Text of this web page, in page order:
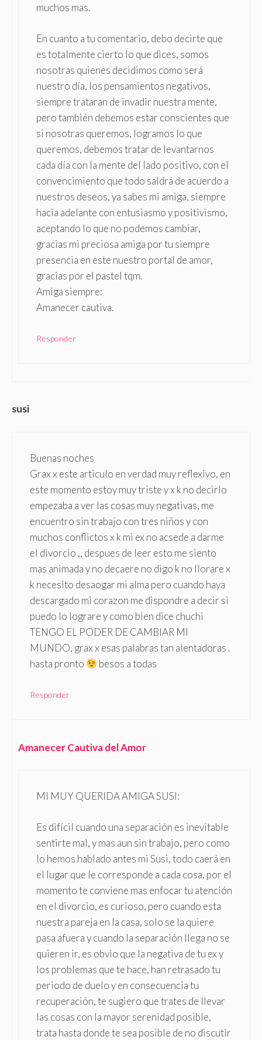
muchos mas.
En cuanto a tu comentario, debo decirte que
es totalmente cierto lo que dices, somos
nosotras quienes decidimos como será
nuestro día, los pensamientos negativos,
siempre trataran de invadir nuestra mente,
pero también debemos estar conscientes que
si nosotras queremos, logramos lo que
queremos, debemos tratar de levantarnos
cada día con la mente del lado positivo, con el
convencimiento que todo saldrá de acuerdo a
nuestros deseos, ya sabes mi amiga, siempre
hacia adelante con entusiasmo y positivismo,
aceptando lo que no podemos cambiar,
gracias mi preciosa amiga por tu siempre
presencia en este nuestro portal de amor,
gracias por el pastel tqm.
Amiga siempre:
Amanecer cautiva.
Responder
susi
Buenas noches
Grax x este articulo en verdad muy reflexivo, en
este momento estoy muy triste y x k no decirlo
empezaba a ver las cosas muy negativas, me
encuentro sin trabajo con tres niños y con
muchos conflictos x k mi ex no acsede a darme
el divorcio ,, despues de leer esto me siento
mas animada y no decaere no digo k no llorare x
k necesito desaogar mi alma pero cuando haya
descargado mi corazon me dispondre a decir si
puedo lo lograre y como bien dice chuchi
TENGO EL PODER DE CAMBIAR MI
MUNDO, grax x esas palabras tan alentadoras .
hasta pronto
besos a todas
Responder
Amanecer Cautiva del Amor
MI MUY QUERIDA AMIGA SUSI:
Es difícil cuando una separación es inevitable
sentirte mal, y mas aun sin trabajo, pero como
lo hemos hablado antes mi Susi, todo caerá en
el lugar que le corresponde a cada cosa, por el
momento te conviene mas enfocar tu atención
en el divorcio, es curioso, pero cuando esta
nuestra pareja en la casa, solo se la quiere
pasa afuera y cuando la separación llega no se
quieren ir, es obvio que la negativa de tu ex y
los problemas que te hace, han retrasado tu
periodo de duelo y en consecuencia tu
recuperación, te sugiero que trates de llevar
las cosas con la mayor serenidad posible,
trata hasta donde te sea posible de no discutir